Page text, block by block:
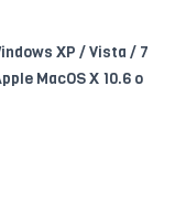
XP / Vista / 7
MacOS X 10.6 o